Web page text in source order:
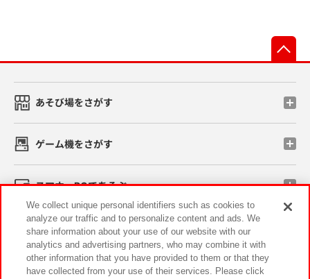
あそび場をさがす
ゲーム機をさがす
スマホ・PCであそぶ
イベント・キャンペーン
We collect unique personal identifiers such as cookies to
analyze our traffic and to personalize content and ads. We
share information about your use of our website with our
analytics and advertising partners, who may combine it with
other information that you have provided to them or that they
have collected from your use of their services. Please click